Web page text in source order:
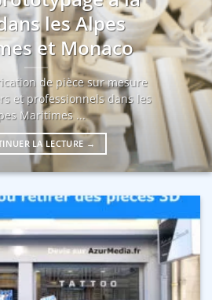
les Alpes
et Monaco
de pièce sur mesure
et professionnels dans les
Maritimes ...
LA LECTURE →